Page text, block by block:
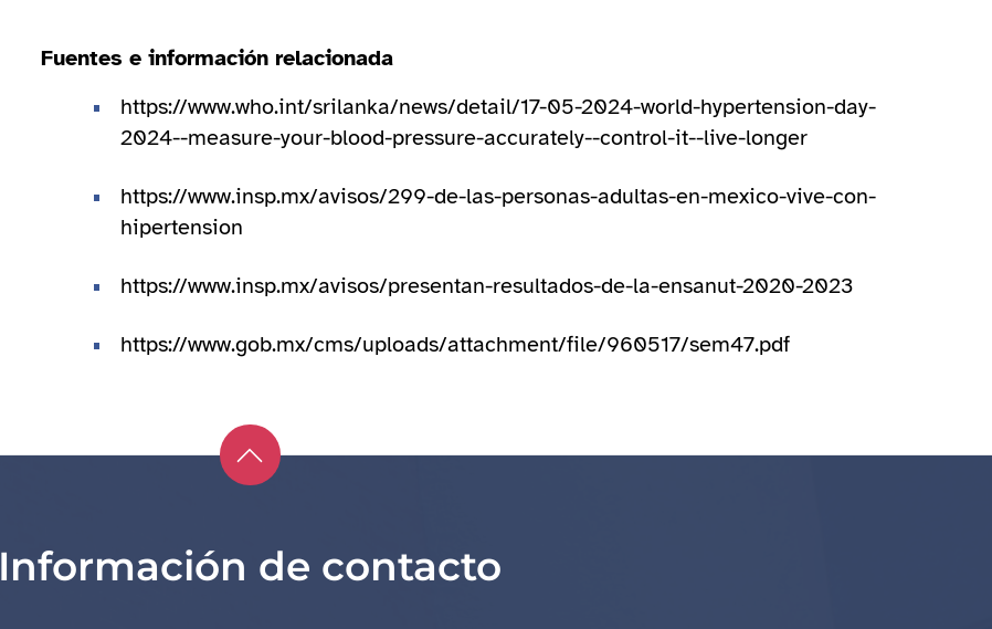
Fuentes e información relacionada
https://www.who.int/srilanka/news/detail/17-05-2024-world-hypertension-day-
2024--measure-your-blood-pressure-accurately--control-it--live-longer
https://www.insp.mx/avisos/299-de-las-personas-adultas-en-mexico-vive-con-
hipertension
https://www.insp.mx/avisos/presentan-resultados-de-la-ensanut-2020-2023
https://www.gob.mx/cms/uploads/attachment/file/960517/sem47.pdf
Información de contacto